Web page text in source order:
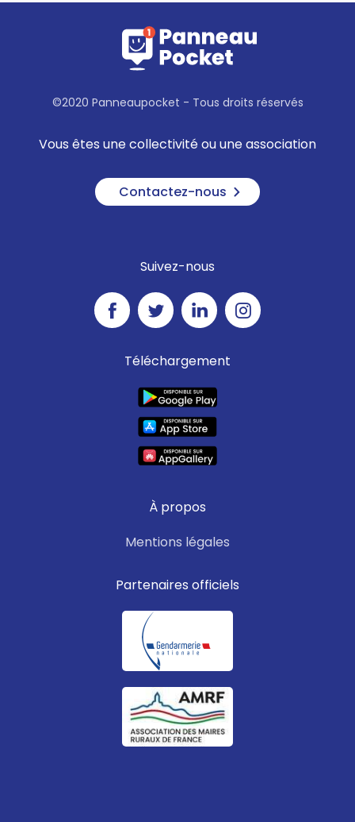
©2020 Panneaupocket - Tous droits réservés
Vous êtes une collectivité ou une association
Contactez-nous
Suivez-nous
Téléchargement
À propos
Mentions légales
Partenaires officiels